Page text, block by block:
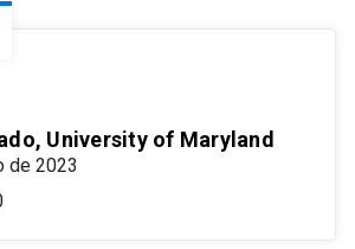
University of Maryland
de 2023